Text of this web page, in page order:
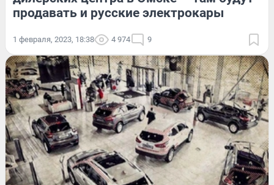
продавать и русские электрокары
1 февраля, 2023, 18:38 4 974 9